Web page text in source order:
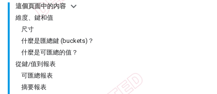
這個頁面中的內容
維度、鍵和值
尺寸
什麼是匯總鍵 (buckets)？
什麼是可匯總的值？
從鍵/值到報表
可匯總報表
摘要報表